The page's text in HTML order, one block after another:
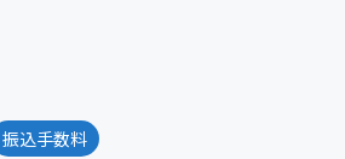
振込手数料